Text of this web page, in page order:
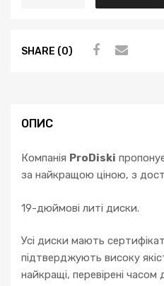
VW
B7
Phaeton
кількість
SHARE (0)
ОПИС
Компанія ProDiski
за найкращою ціною, з
19-дюймові литі диски.
Усі диски мають
підтверджують високу
найкращі, перевірені часом